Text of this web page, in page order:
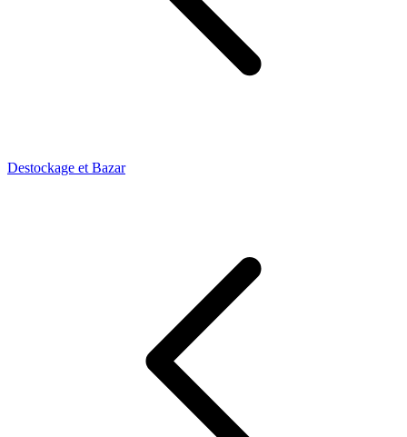
Destockage et Bazar